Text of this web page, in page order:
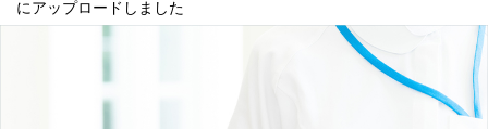
にアップロードしました